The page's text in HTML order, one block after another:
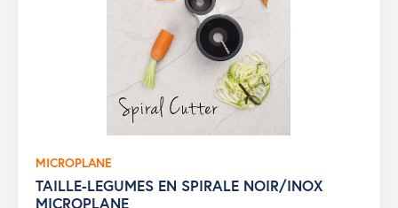
MICROPLANE
TAILLE-LEGUMES EN SPIRALE NOIR/INOX
MICROPLANE